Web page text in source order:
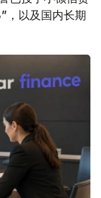
，以及国内长期